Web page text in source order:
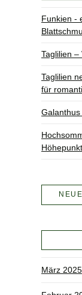
Funkien -
Taglilien –
Taglilien
für
Höhepunkt
März 2025